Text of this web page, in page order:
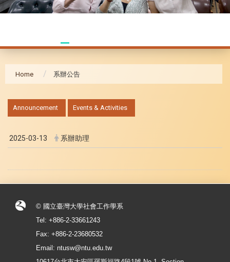
Home 系辦公告
Announcement Events & Activities
2025-03-13 系辦助理
© 國立臺灣大學社會工作學系
Tel: +886-2-33661243
Fax: +886-2-23680532
Email: ntusw@ntu.edu.tw